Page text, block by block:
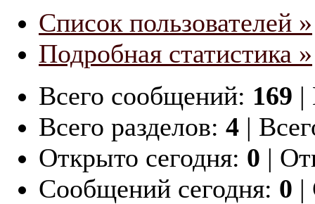
Список пользователей »
Подробная статистика »
Всего сообщений: 169 |
Всего разделов: 4 |
Открыто сегодня: 0 |
Сообщений сегодня: 0 |